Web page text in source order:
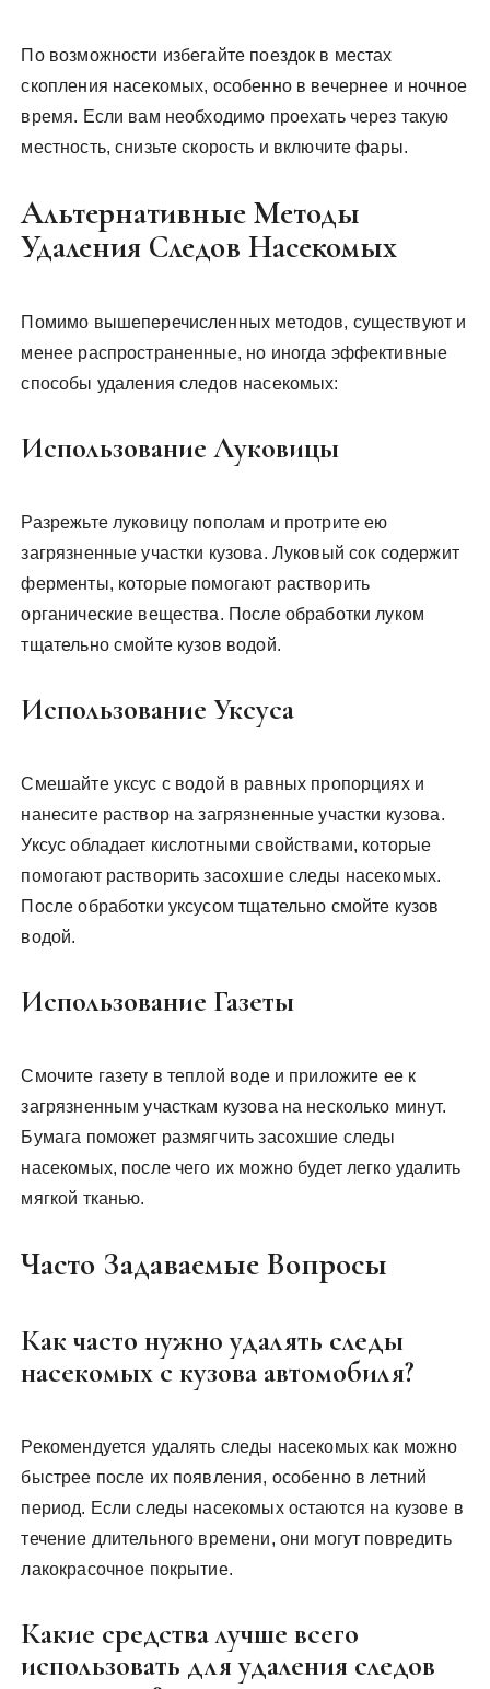
По возможности избегайте поездок в местах
скопления насекомых, особенно в вечернее и ночное
время. Если вам необходимо проехать через такую
местность, снизьте скорость и включите фары.
Альтернативные Методы
Удаления Следов Насекомых
Помимо вышеперечисленных методов, существуют и
менее распространенные, но иногда эффективные
способы удаления следов насекомых:
Использование Луковицы
Разрежьте луковицу пополам и протрите ею
загрязненные участки кузова. Луковый сок содержит
ферменты, которые помогают растворить
органические вещества. После обработки луком
тщательно смойте кузов водой.
Использование Уксуса
Смешайте уксус с водой в равных пропорциях и
нанесите раствор на загрязненные участки кузова.
Уксус обладает кислотными свойствами, которые
помогают растворить засохшие следы насекомых.
После обработки уксусом тщательно смойте кузов
водой.
Использование Газеты
Смочите газету в теплой воде и приложите ее к
загрязненным участкам кузова на несколько минут.
Бумага поможет размягчить засохшие следы
насекомых, после чего их можно будет легко удалить
мягкой тканью.
Часто Задаваемые Вопросы
Как часто нужно удалять следы
насекомых с кузова автомобиля?
Рекомендуется удалять следы насекомых как можно
быстрее после их появления, особенно в летний
период. Если следы насекомых остаются на кузове в
течение длительного времени, они могут повредить
лакокрасочное покрытие.
Какие средства лучше всего
использовать для удаления следов